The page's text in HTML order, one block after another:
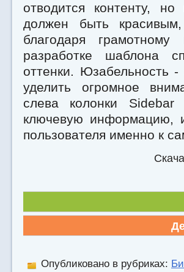
отводится контенту,
должен быть
благодаря
разработке шаблона
оттенки. Юзабельность
уделить огромное
слева колонки Sidebar
ключевую информацию,
пользователя именно к
Опубликовано в рубриках: